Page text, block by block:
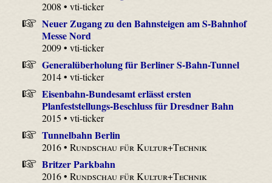
2008 • vti-ticker
Neuer Zugang zu den Bahnsteigen am S-Bahnhof
Messe Nord
2009 • vti-ticker
Generalüberholung für Berliner S-Bahn-Tunnel
2014 • vti-ticker
Eisenbahn-Bundesamt erlässt ersten
Planfeststellungs-Beschluss für Dresdner Bahn
2015 • vti-ticker
Tunnelbahn Berlin
2016 •Rundschau für Kultur+Technik
Britzer Parkbahn
2016 •Rundschau für Kultur+Technik